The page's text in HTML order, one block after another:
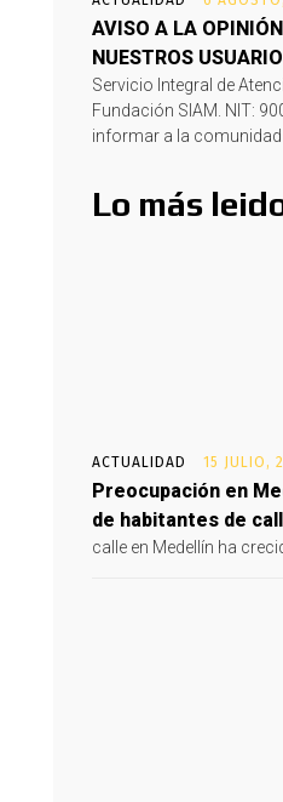
AVISO A LA
NUESTROS
Servicio Integral de
Fundación SIAM. NIT:
informar a la comunidad
Lo más
ACTUALIDAD 15 JULIO,
Preocupación en
de habitantes de
calle en Medellín ha